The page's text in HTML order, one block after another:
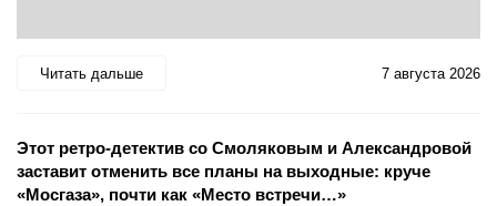
Читать дальше 7 августа 2026
Этот ретро-детектив со Смоляковым и Александровой
заставит отменить все планы на выходные: круче
«Мосгаза», почти как «Место встречи…»